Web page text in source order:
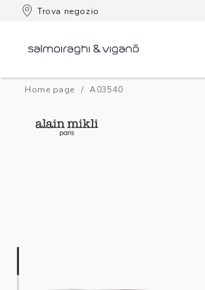
Trova negozio
Home page a03540